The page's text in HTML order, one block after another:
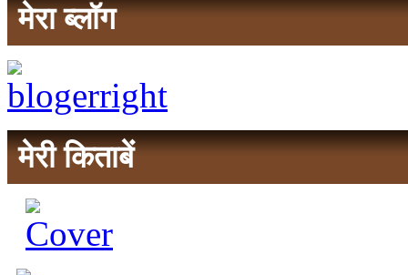
मेरा ब्लॉग
मेरी किताबें